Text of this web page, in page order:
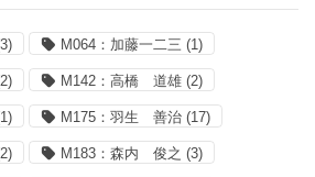
M064：加藤一二三 (1)
M142：高橋 道雄 (2)
M175：羽生 善治 (17)
M183：森内 俊之 (3)